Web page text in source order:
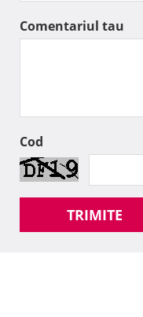
Comentariul tau
Cod
TRIMITE